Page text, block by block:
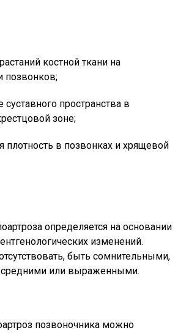
костной ткани на
позвонков;
пространства в
зоне;
в позвонках и хрящевой
определяется на основании
изменений.
быть сомнительными,
или выраженными.
позвоночника можно